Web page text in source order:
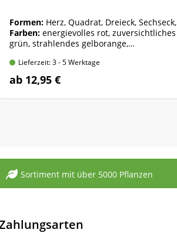
Formen: Herz, Quadrat, Dreieck, Sechseck,
Farben: energievolles rot, zuversichtliches
grün, strahlendes gelborange,
Lieferzeit: 3 - 5 Werktage
ab 12,95 €
Sortiment mit über 5000 Pflanzen